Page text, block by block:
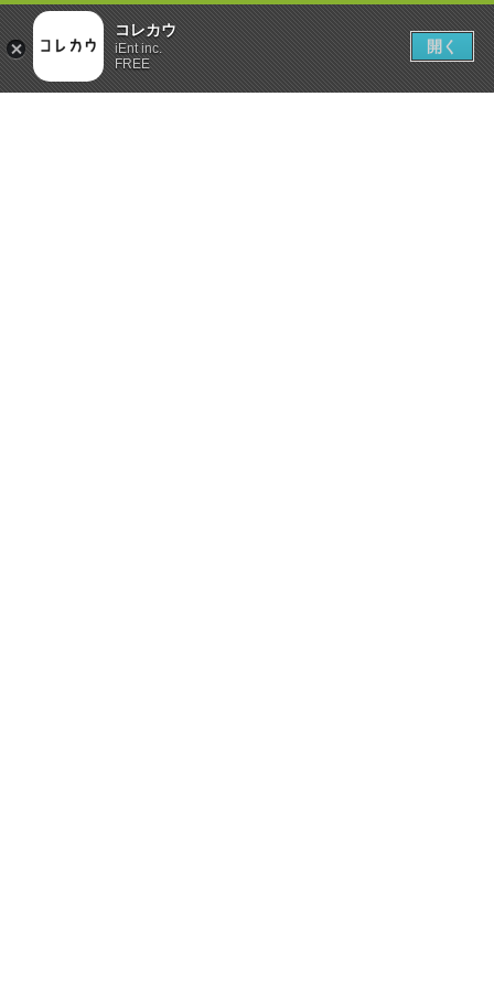
コレカウ
iEnt inc.
FREE
開く